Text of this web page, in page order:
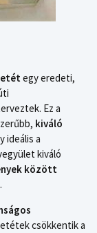
egy eredeti,
Ez a
kiváló
ideális a
kiváló
között
csökkentik a